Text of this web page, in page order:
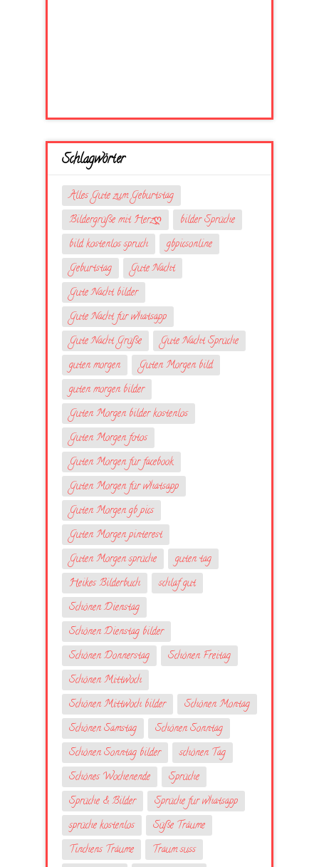
Schlagwörter
Alles Gute zum Geburtstag
Bildergrüße mit Herzღ
bilder Sprüche
bild kostenlos spruch
gbpicsonline
Geburtstag
Gute Nacht
Gute Nacht bilder
Gute Nacht für whatsapp
Gute Nacht Grüße
Gute Nacht Sprüche
guten morgen
Guten Morgen bild
guten morgen bilder
Guten Morgen bilder kostenlos
Guten Morgen fotos
Guten Morgen für facebook
Guten Morgen für whatsapp
Guten Morgen gb pics
Guten Morgen pinterest
Guten Morgen sprüche
guten tag
Heikes Bilderbuch
schlaf gut
Schönen Dienstag
Schönen Dienstag bilder
Schönen Donnerstag
Schönen Freitag
Schönen Mittwoch
Schönen Mittwoch bilder
Schönen Montag
Schönen Samstag
Schönen Sonntag
Schönen Sonntag bilder
schönen Tag
Schönes Wochenende
Sprüche
Sprüche & Bilder
Sprüche fur whatsapp
sprüche kostenlos
Süße Träume
Tinchens Träume
Traum suss